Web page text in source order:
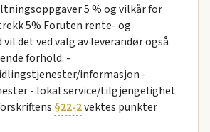
5 % og vilkår for
5% Foruten rente- og
det ved valg av leverandør også
forhold: -
informasjon -
- lokal service/tilgjengelighet
§22-2vektes punkter